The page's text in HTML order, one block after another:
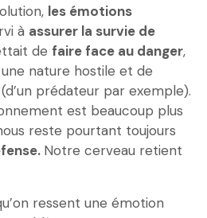
les émotions
à assurer la survie de
de faire face au danger,
nature hostile et de
(d’un prédateur par exemple).
est beaucoup plus
reste pourtant toujours
Notre cerveau retient
ressent une émotion